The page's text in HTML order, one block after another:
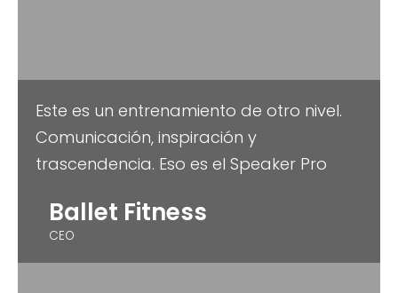
Este es un entrenamiento de otro nivel.
Comunicación, inspiración y
trascendencia. Eso es el Speaker Pro
Ballet Fitness
CEO